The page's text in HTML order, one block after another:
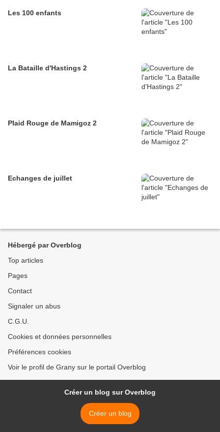
Les 100 enfants
La Bataille d'Hastings 2
Plaid Rouge de Mamigoz 2
Echanges de juillet
Hébergé par Overblog
Top articles
Pages
Contact
Signaler un abus
C.G.U.
Cookies et données personnelles
Préférences cookies
Voir le profil de Grany sur le portail Overblog
Créer un blog sur Overblog
Créer un blog